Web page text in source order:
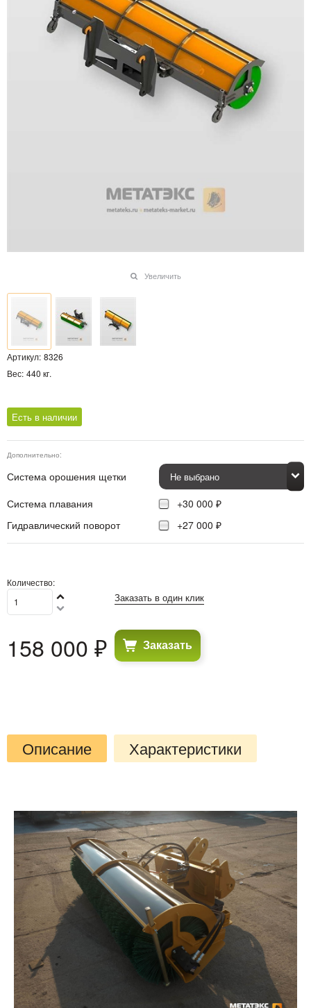
Увеличить
Артикул: 8326
Вес: 440 кг.
Есть в наличии
Дополнительно:
Система орошения щетки
Система плавания
+30 000 ₽
Гидравлический поворот
+27 000 ₽
Количество:
158 000 ₽
Заказать в один клик
Заказать
Описание Характеристики